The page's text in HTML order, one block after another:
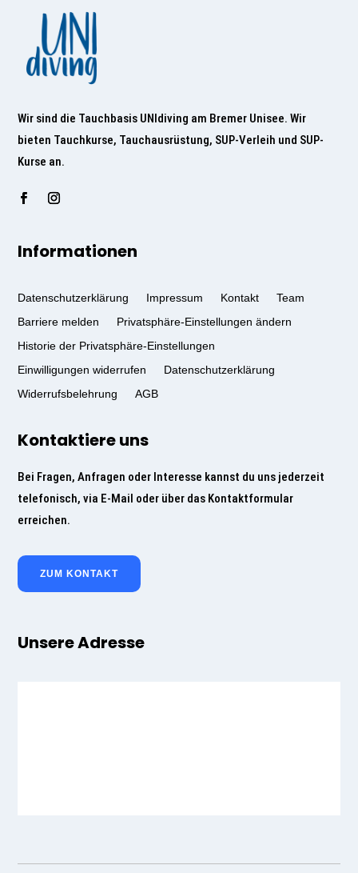
Wir sind die Tauchbasis UNIdiving am Bremer Unisee. Wir
bieten Tauchkurse, Tauchausrüstung, SUP-Verleih und SUP-
Kurse an.
Informationen
Datenschutzerklärung Impressum Kontakt
Team
Barriere melden
Privatsphäre-Einstellungen ändern
Historie der Privatsphäre-Einstellungen
Einwilligungen widerrufen
Datenschutzerklärung
Widerrufsbelehrung
AGB
Kontaktiere uns
Bei Fragen, Anfragen oder Interesse kannst du uns jederzeit
telefonisch, via E-Mail oder über das Kontaktformular
erreichen.
ZUM KONTAKT
Unsere Adresse